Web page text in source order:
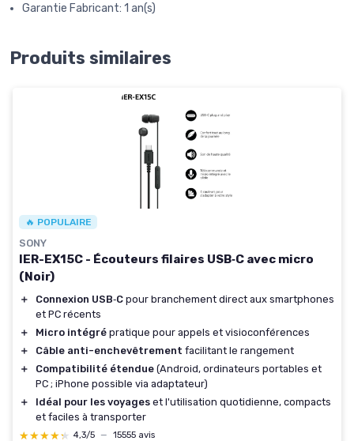
Garantie Fabricant: 1 an(s)
Produits similaires
🔥 POPULAIRE
SONY
IER-EX15C - Écouteurs filaires USB‑C avec micro
(Noir)
＋ Connexion USB‑C pour branchement direct aux smartphones
et PC récents
＋
Micro intégré pratique pour appels et visioconférences
＋
Câble anti-enchevêtrement facilitant le rangement
＋
Compatibilité étendue (Android, ordinateurs portables et
PC ; iPhone possible via adaptateur)
＋
Idéal pour les voyages et l'utilisation quotidienne, compacts
et faciles à transporter
★★★★★
★★★★★ 4,3/5 — 15555 avis